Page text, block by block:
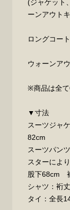
(ジャケット
ーンアウト
ロングコー
ウォーンア
※商品は全て
▼寸法
スーツジャ
82cm
スーツパン
スターによ
股下68cm
シャツ：裄
タイ：全長